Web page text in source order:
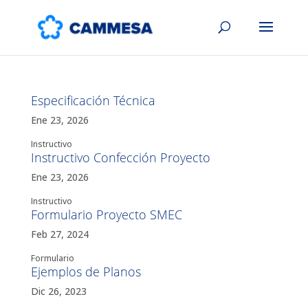
Especificación Técnica
Ene 23, 2026
Instructivo
Instructivo Confección Proyecto
Ene 23, 2026
Instructivo
Formulario Proyecto SMEC
Feb 27, 2024
Formulario
Ejemplos de Planos
Dic 26, 2023